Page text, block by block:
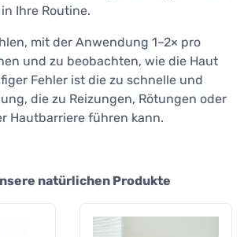
Ihre Routine.
mit der Anwendung 1–2× pro
und zu beobachten, wie die Haut
Fehler ist die zu schnelle und
die zu Reizungen, Rötungen oder
Hautbarriere führen kann.
natürlichen Produkte